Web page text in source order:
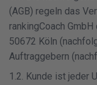
(AGB) regeln das
rankingCoach
50672 Köln
Auftraggebern
1.2. Kunde ist jeder